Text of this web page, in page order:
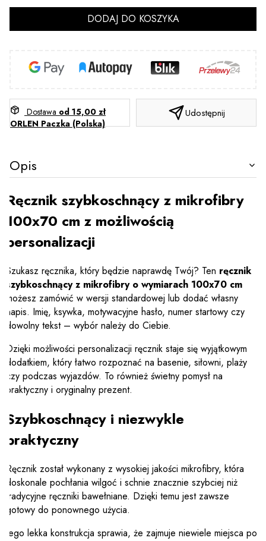
DODAJ DO KOSZYKA
Dostawa od 15,00 zł
ORLEN Paczka (Polska)
Udostępnij
Opis
Ręcznik szybkoschnący z mikrofibry
100x70 cm z możliwością
personalizacji
Szukasz ręcznika, który będzie naprawdę Twój? Ten ręcznik
szybkoschnący z mikrofibry o wymiarach 100x70 cm
możesz zamówić w wersji standardowej lub dodać własny
napis. Imię, ksywka, motywacyjne hasło, numer startowy czy
dowolny tekst – wybór należy do Ciebie.
Dzięki możliwości personalizacji ręcznik staje się wyjątkowym
dodatkiem, który łatwo rozpoznać na basenie, siłowni, plaży
czy podczas wyjazdów. To również świetny pomysł na
praktyczny i oryginalny prezent.
Szybkoschnący i niezwykle
praktyczny
Ręcznik został wykonany z wysokiej jakości mikrofibry, która
doskonale pochłania wilgoć i schnie znacznie szybciej niż
tradycyjne ręczniki bawełniane. Dzięki temu jest zawsze
gotowy do ponownego użycia.
Jego lekka konstrukcja sprawia, że zajmuje niewiele miejsca po